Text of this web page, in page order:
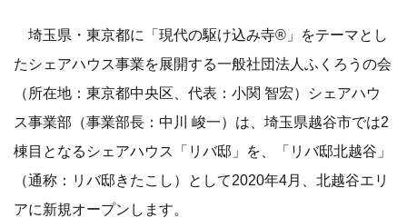
埼玉県・東京都に「現代の駆け込み寺®」をテーマとし
たシェアハウス事業を展開する一般社団法人ふくろうの会
（所在地：東京都中央区、代表：小関 智宏）シェアハウ
ス事業部（事業部長：中川 峻一）は、埼玉県越谷市では2
棟目となるシェアハウス「リバ邸」を、「リバ邸北越谷」
（通称：リバ邸きたこし）として2020年4月、北越谷エリ
アに新規オープンします。